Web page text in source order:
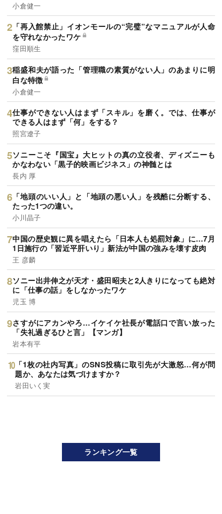
小倉健一
「再入館禁止」イオンモールの“完璧”なマニュアルが人命
を守れなかったワケ
窪田順生
稲盛和夫が語った「管理職の素質がない人」のあまりに明
白な特徴
小倉健一
仕事ができない人はまず「スキル」を磨く。では、仕事が
できる人はまず「何」をする？
照宮遼子
ソニーこそ『国宝』大ヒットの真の立役者、ディズニーも
かなわない「黒子的映画ビジネス」の神髄とは
長内 厚
「地頭のいい人」と「地頭の悪い人」を残酷に分断する、
たった1つの違い。
小川晶子
中国の歴史観に異を唱えたら「日本人も処罰対象」に…7月
1日施行の「習近平肝いり」新法が中国の強みを壊す皮肉
王 彦麟
ソニー出井伸之が天才・盛田昭夫と2人きりになっても絶対
に「仕事の話」をしなかったワケ
児玉 博
さすがにアカンやろ…イケイケ社長が電話口で言い放った
「失礼過ぎるひと言」【マンガ】
岩本有平
「1枚の社内写真」のSNS投稿に取引先が大激怒…何が問
題か、あなたは気づけますか？
岩田いく実
ランキング一覧